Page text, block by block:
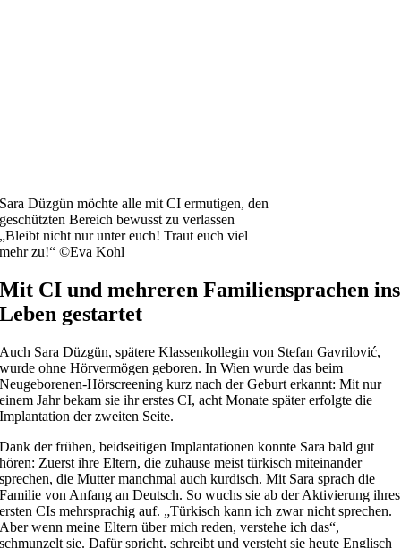
Sara Düzgün möchte alle mit CI ermutigen, den
geschützten Bereich bewusst zu verlassen
„Bleibt nicht nur unter euch! Traut euch viel
mehr zu!“ ©Eva Kohl
Mit CI und mehreren Familiensprachen ins
Leben gestartet
Auch Sara Düzgün, spätere Klassenkollegin von Stefan Gavrilović,
wurde ohne Hörvermögen geboren. In Wien wurde das beim
Neugeborenen-Hörscreening kurz nach der Geburt erkannt: Mit nur
einem Jahr bekam sie ihr erstes CI, acht Monate später erfolgte die
Implantation der zweiten Seite.
Dank der frühen, beidseitigen Implantationen konnte Sara bald gut
hören: Zuerst ihre Eltern, die zuhause meist türkisch miteinander
sprechen, die Mutter manchmal auch kurdisch. Mit Sara sprach die
Familie von Anfang an Deutsch. So wuchs sie ab der Aktivierung ihres
ersten CIs mehrsprachig auf. „Türkisch kann ich zwar nicht sprechen.
Aber wenn meine Eltern über mich reden, verstehe ich das“,
schmunzelt sie. Dafür spricht, schreibt und versteht sie heute Englisch